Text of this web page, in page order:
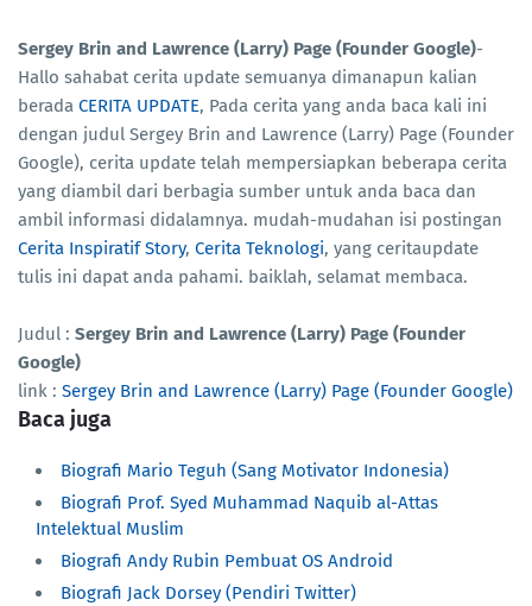
Sergey Brin and Lawrence (Larry) Page (Founder Google)-
Hallo sahabat cerita update semuanya dimanapun kalian
berada CERITA UPDATE, Pada cerita yang anda baca kali ini
dengan judul Sergey Brin and Lawrence (Larry) Page (Founder
Google), cerita update telah mempersiapkan beberapa cerita
yang diambil dari berbagia sumber untuk anda baca dan
ambil informasi didalamnya. mudah-mudahan isi postingan
Cerita Inspiratif Story, Cerita Teknologi, yang ceritaupdate
tulis ini dapat anda pahami. baiklah, selamat membaca.
Judul : Sergey Brin and Lawrence (Larry) Page (Founder
Google)
link : Sergey Brin and Lawrence (Larry) Page (Founder Google)
Baca juga
Biografi Mario Teguh (Sang Motivator Indonesia)
Biografi Prof. Syed Muhammad Naquib al-Attas
Intelektual Muslim
Biografi Andy Rubin Pembuat OS Android
Biografi Jack Dorsey (Pendiri Twitter)